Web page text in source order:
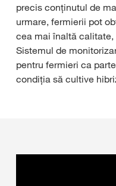
precis conținutul de
urmare, fermierii pot
cea mai înaltă
Sistemul de
pentru fermieri ca
condiția să cultive